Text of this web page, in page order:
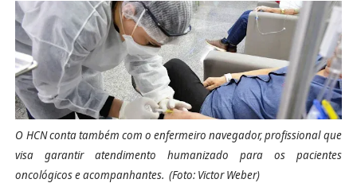
O HCN conta também com o enfermeiro navegador,profissionalque
visa garantir atendimento humanizado para os pacientes
oncológicos e acompanhantes. (Foto: Victor Weber)